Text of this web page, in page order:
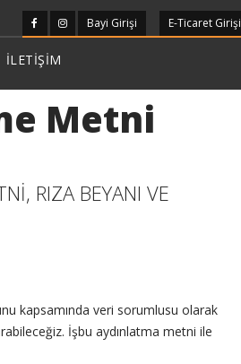
Bayi Girişi E-Ticaret Girişi
İLETİŞİM
Metni
RIZA BEYANI VE
kapsamında veri sorumlusu olarak
İşbu aydınlatma metni ile